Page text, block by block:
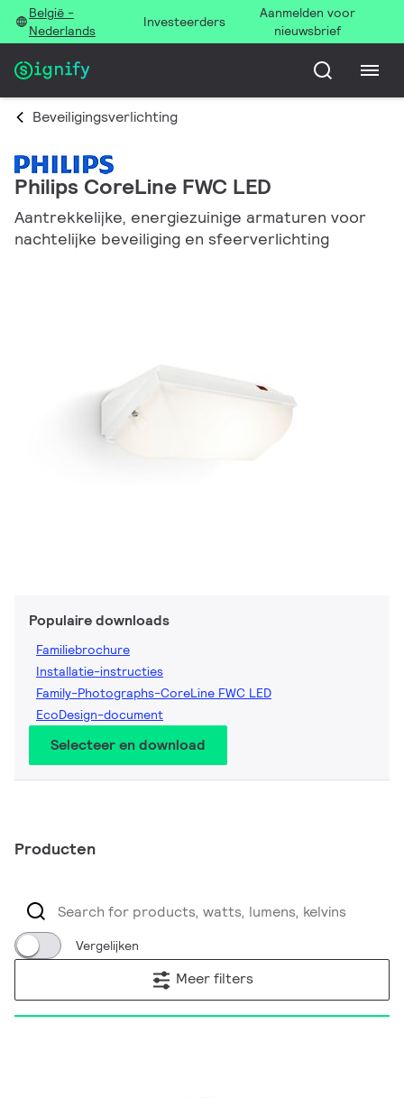
België -
Nederlands
Investeerders
Aanmelden voor
nieuwsbrief
Beveiligingsverlichting
Philips CoreLine FWC LED
Aantrekkelijke, energiezuinige armaturen voor
nachtelijke beveiliging en sfeerverlichting
Populaire downloads
Familiebrochure
Installatie-instructies
Family-Photographs-CoreLine FWC LED
EcoDesign-document
Selecteer en download
Producten
Vergelijken
Meer filters